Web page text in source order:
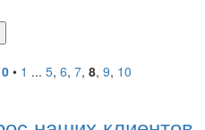
• 1 ... 5, 6, 7, 8, 9, 10